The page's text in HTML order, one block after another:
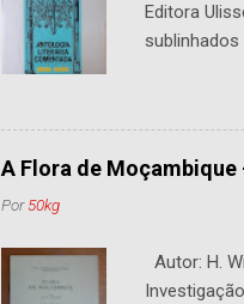
Editora
sublinhados
A Flora de Moçambique
Por50kg
Autor: H.